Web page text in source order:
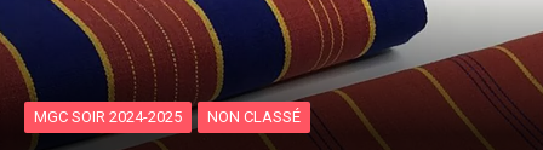
MGC SOIR 2024-2025 NON CLASSÉ